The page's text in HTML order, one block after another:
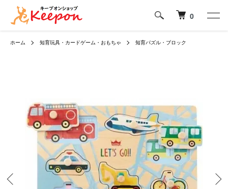
0
ホーム 知育玩具・カードゲーム・おもちゃ 知育パズル・ブロック